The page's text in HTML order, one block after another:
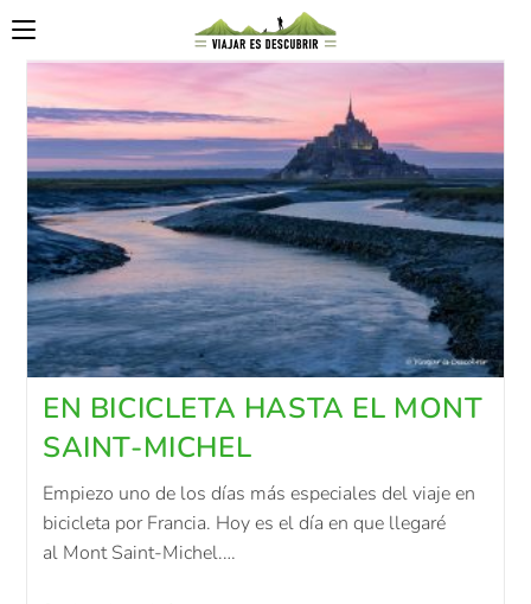
EN BICICLETA HASTA EL MONT
SAINT-MICHEL
Empiezo uno de los días más especiales del viaje en
bicicleta por Francia. Hoy es el día en que llegaré
al Mont Saint-Michel.…